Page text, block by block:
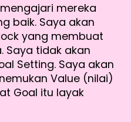
mereka
baik. Saya akan
yang membuat
Saya tidak akan
Setting. Saya akan
Value (nilai)
Goal itu layak